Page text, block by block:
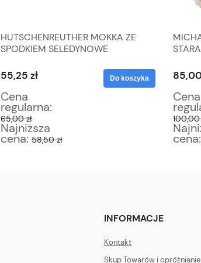
HUTSCHENREUTHER MOKKA ZE
SPODKIEM SELEDYNOWE
55,25 zł
Cena
regularna:
65,00 zł
Najniższa
cena: 58,50 zł
Do koszyka
Cena
100,00
cena:
INFORMACJE
Kontakt
Skup Towarów i